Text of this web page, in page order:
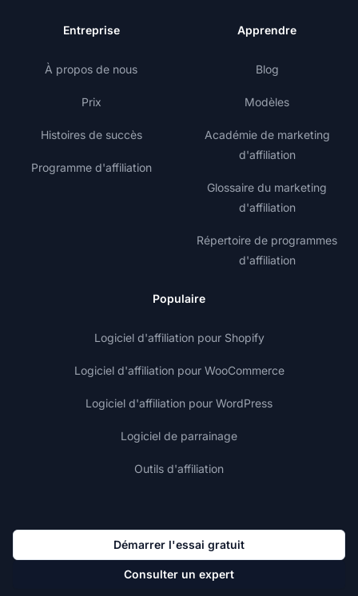
Entreprise
À propos de nous
Prix
Histoires de succès
Programme d'affiliation
Apprendre
Blog
Modèles
Académie de marketing
d'affiliation
Glossaire du marketing
d'affiliation
Répertoire de programmes
d'affiliation
Populaire
Logiciel d'affiliation pour Shopify
Logiciel d'affiliation pour WooCommerce
Logiciel d'affiliation pour WordPress
Logiciel de parrainage
Outils d'affiliation
Démarrer l'essai gratuit
Consulter un expert